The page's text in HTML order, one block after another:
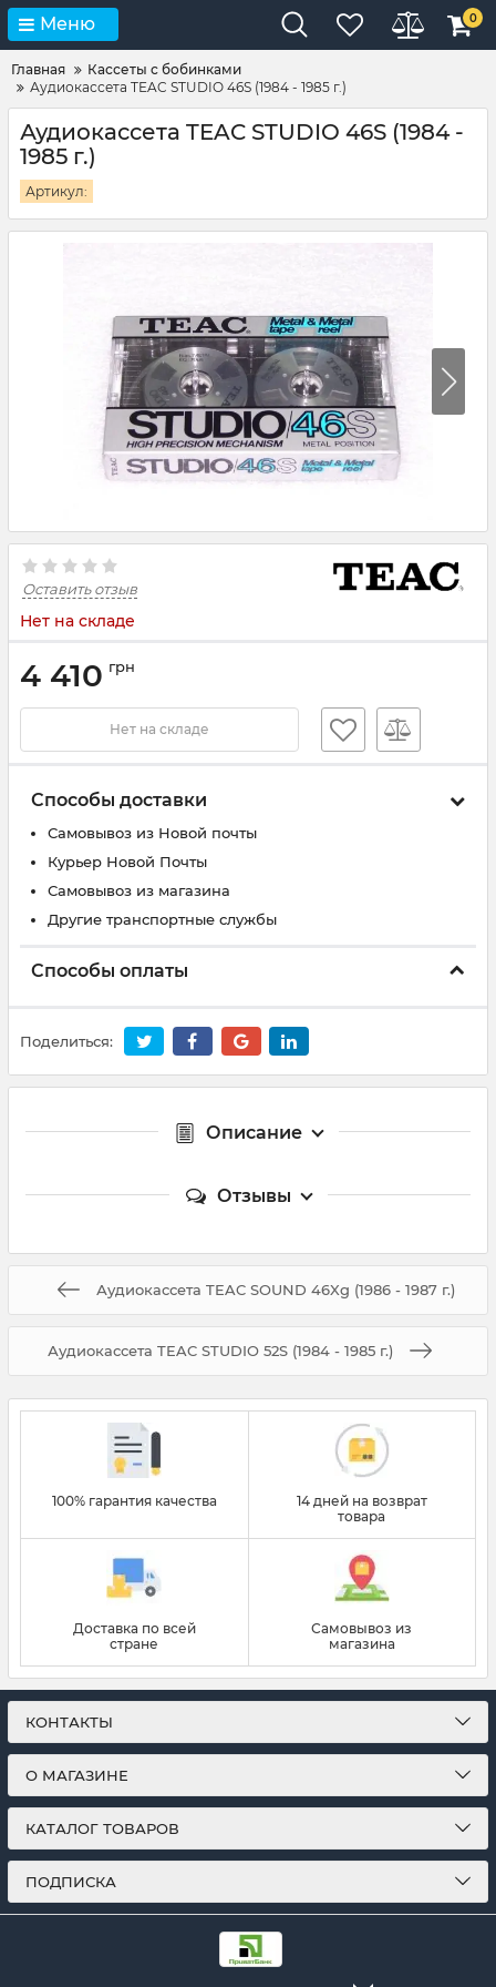
Меню 0
Главная
Кассеты с бобинками
Аудиокассета TEAC STUDIO 46S (1984 - 1985 г.)
Аудиокассета TEAC STUDIO 46S (1984 -
1985 г.)
Артикул:
Оставить отзыв
Нет на складе
4 410 грн
Нет на складе
Способы доставки
Самовывоз из Новой почты
Курьер Новой Почты
Самовывоз из магазина
Другие транспортные службы
Способы оплаты
Поделиться:
Описание
Отзывы
Аудиокассета TEAC SOUND 46Xg (1986 - 1987 г.)
Аудиокассета TEAC STUDIO 52S (1984 - 1985 г.)
100% гарантия качества
14 дней на возврат
товара
Доставка по всей
стране
Самовывоз из
магазина
КОНТАКТЫ
О МАГАЗИНЕ
КАТАЛОГ ТОВАРОВ
ПОДПИСКА